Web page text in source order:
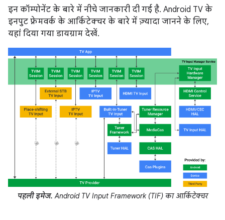
इन कॉम्पोनेंट के बारे में नीचे जानकारी दी गई है. Android TV के
इनपुट फ़्रेमवर्क के आर्किटेक्चर के बारे में ज़्यादा जानने के लिए,
यहां दिया गया डायग्राम देखें.
पहली इमेज. Android TV Input Framework (TIF) का आर्किटेक्चर